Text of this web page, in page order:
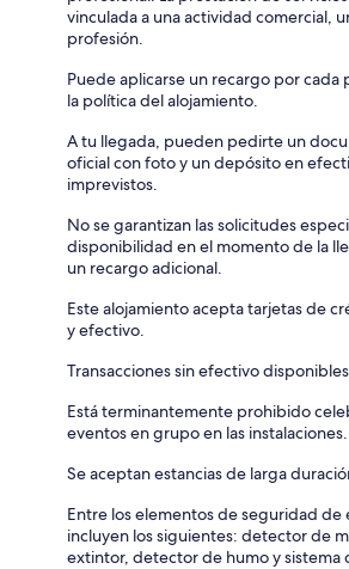
vinculada a una actividad comercial,
profesión.
Puede aplicarse un recargo por cada
la política del alojamiento.
A tu llegada, pueden pedirte un
oficial con foto y un depósito en
imprevistos.
No se garantizan las solicitudes
disponibilidad en el momento de la
un recargo adicional.
Este alojamiento acepta tarjetas de
y efectivo.
Transacciones sin efectivo disponibles
Está terminantemente prohibido
eventos en grupo en las instalaciones.
Se aceptan estancias de larga
Entre los elementos de seguridad de
incluyen los siguientes: detector de
extintor, detector de humo y sistema